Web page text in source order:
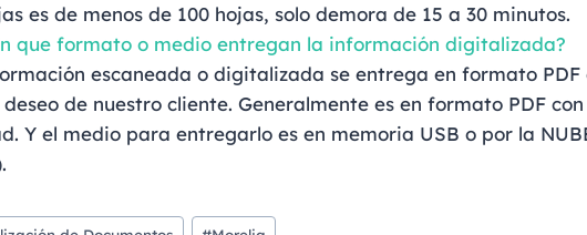
es de menos de 100 hojas, solo demora de 15 a 30 minutos.
que formato o medio entregan la información digitalizada?
escaneada o digitalizada se entrega en formato PDF
deseo de nuestro cliente. Generalmente es en formato PDF
Y el medio para entregarlo es en memoria USB o por la